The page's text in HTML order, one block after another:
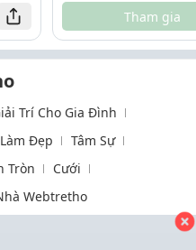
Tham gia
Trí Cho Gia Đình
Làm Đẹp
Tâm Sự
Tròn
Cưới
Webtretho